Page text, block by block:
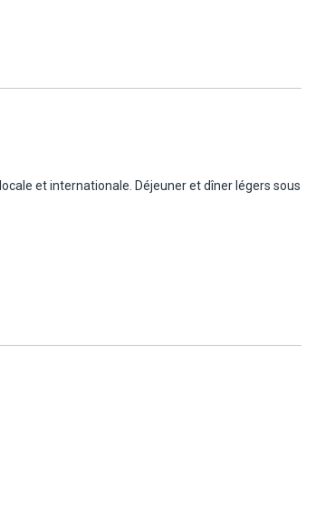
Les indications de confort ou de catégorie
Club Laponie propose un niveau de confort
et internationale. Déjeuner et dîner légers sous